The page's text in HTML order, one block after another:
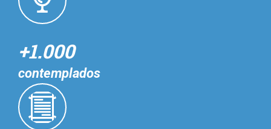
+1.000
contemplados